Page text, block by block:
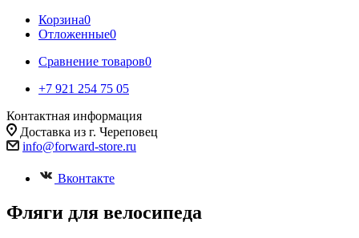
Корзина0
Отложенные0
Сравнение товаров0
+7 921 254 75 05
Контактная информация
Доставка из г. Череповец
info@forward-store.ru
Вконтакте
Фляги для велосипеда